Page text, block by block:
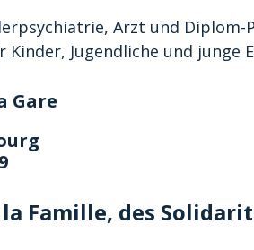
Arzt und Diplom-
Jugendliche und junge
Gare
Famille, des